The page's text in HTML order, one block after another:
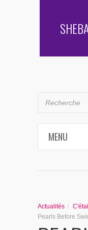
MENU
PENSÉES &
Actualités /
Pearls Before